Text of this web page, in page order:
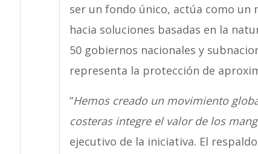
ser un fondo único, actúa como
hacia soluciones basadas en la
50 gobiernos nacionales y
representa la protección de
“Hemos creado un movimiento
costeras integre el valor de los
ejecutivo de la iniciativa. El